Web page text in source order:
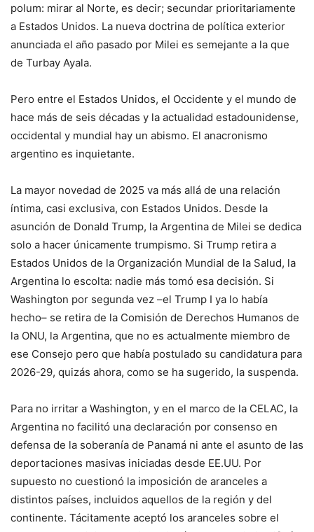
polum: mirar al Norte, es decir; secundar prioritariamente
a Estados Unidos. La nueva doctrina de política exterior
anunciada el año pasado por Milei es semejante a la que
de Turbay Ayala.
Pero entre el Estados Unidos, el Occidente y el mundo de
hace más de seis décadas y la actualidad estadounidense,
occidental y mundial hay un abismo. El anacronismo
argentino es inquietante.
La mayor novedad de 2025 va más allá de una relación
íntima, casi exclusiva, con Estados Unidos. Desde la
asunción de Donald Trump, la Argentina de Milei se dedica
solo a hacer únicamente trumpismo. Si Trump retira a
Estados Unidos de la Organización Mundial de la Salud, la
Argentina lo escolta: nadie más tomó esa decisión. Si
Washington por segunda vez –el Trump I ya lo había
hecho– se retira de la Comisión de Derechos Humanos de
la ONU, la Argentina, que no es actualmente miembro de
ese Consejo pero que había postulado su candidatura para
2026-29, quizás ahora, como se ha sugerido, la suspenda.
Para no irritar a Washington, y en el marco de la CELAC, la
Argentina no facilitó una declaración por consenso en
defensa de la soberanía de Panamá ni ante el asunto de las
deportaciones masivas iniciadas desde EE.UU. Por
supuesto no cuestionó la imposición de aranceles a
distintos países, incluidos aquellos de la región y del
continente. Tácitamente aceptó los aranceles sobre el